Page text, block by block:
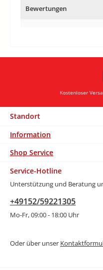
Bewertungen
Kostenloser
Standort
Information
Shop Service
Service-Hotline
Unterstützung und Beratung
+49152/59221305
Mo-Fr, 09:00 - 18:00 Uhr
Oder über unser